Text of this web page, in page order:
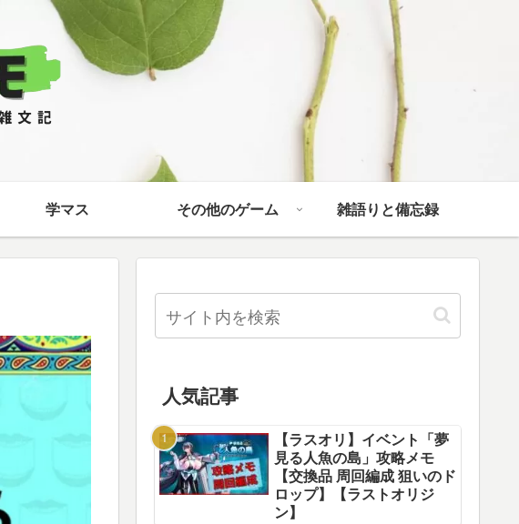
学マス その他のゲーム 雑語りと備忘録
人気記事
【ラスオリ】イベント「夢
見る人魚の島」攻略メモ
【交換品 周回編成 狙いのド
ロップ】【ラストオリジ
ン】